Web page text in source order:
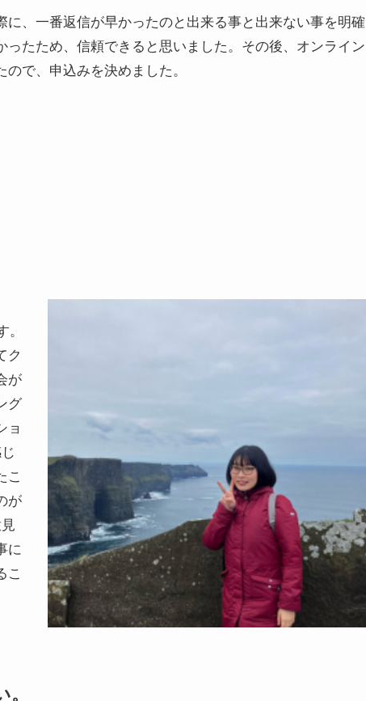
、一番返信が早かったのと出来る事と出来ない事を明確
たため、信頼できると思いました。その後、オンライン
で、申込みを決めました。
ク
が
グ
ョ
こ
が
に
こ